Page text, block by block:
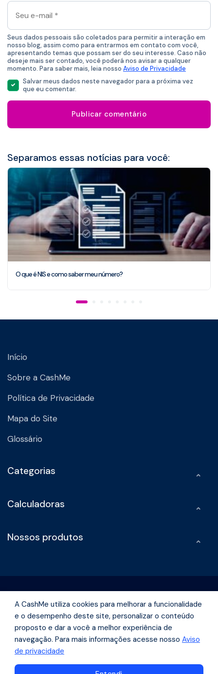
Seu
e-
mail
*
Seus dados pessoais são coletados para permitir a interação em
nosso blog, assim como para entrarmos em contato com você,
apresentando temas que possam ser do seu interesse. Caso não
deseje mais ser contado, você poderá nos avisar a qualquer
momento. Para saber mais, leia nosso Aviso de Privacidade
Salvar meus dados neste navegador para a próxima vez
que eu comentar.
Separamos essas notícias para você:
O que é NIS e como saber meu número?
Início
Sobre a CashMe
Política de Privacidade
Mapa do Site
Glossário
Categorias
Calculadoras
Nossos produtos
Rua Olimpíadas, 242 -Vila Olímpia São Paulo - São Paulo | CEP
04551-000
A CashMe utiliza cookies para melhorar a funcionalidade
e o desempenho deste site, personalizar o conteúdo
proposto e dar a você a melhor experiência de
navegação. Para mais informações acesse nosso Aviso
de privacidade